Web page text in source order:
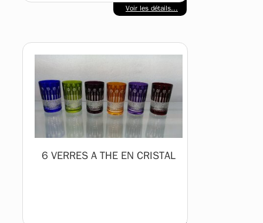
Voir les détails...
6 VERRES A THE EN CRISTAL